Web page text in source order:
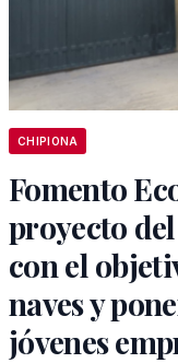
CHIPIONA
Fomento
proyecto
con el
naves y
jóvenes